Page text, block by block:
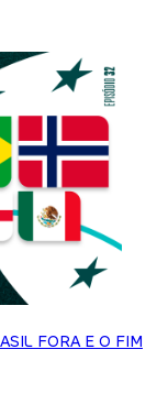
FORA E O FIM